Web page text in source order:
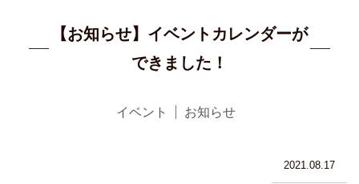
【お知らせ】イベントカレンダーが
できました！
イベント お知らせ
2021.08.17